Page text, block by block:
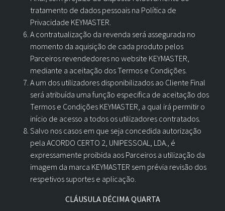
tratamento de dados pessoais na Política de
Privacidade KEYMASTER.
A contratualização da revenda será assegurada no
momento da aquisição de cada produto pelos
Parceiros revendedores no website KEYMASTER,
mediante a aceitação dos Termos e Condições.
A um dos utilizadores disponibilizados ao Cliente Final
será atribuída uma função especifica de aceitação dos
Termos e Condições KEYMASTER, a qual irá permitir o
início de acesso a todos os utilizadores contratados.
Salvo nos casos em que seja concedida autorização
pela ACORDO CERTO 2, UNIPESSOAL, LDA., é
expressamente proibida aos Parceiros a utilização da
imagem da marca KEYMASTER sem prévia revisão dos
respetivos suportes e aplicação.
CLÁUSULA DÉCIMA QUARTA